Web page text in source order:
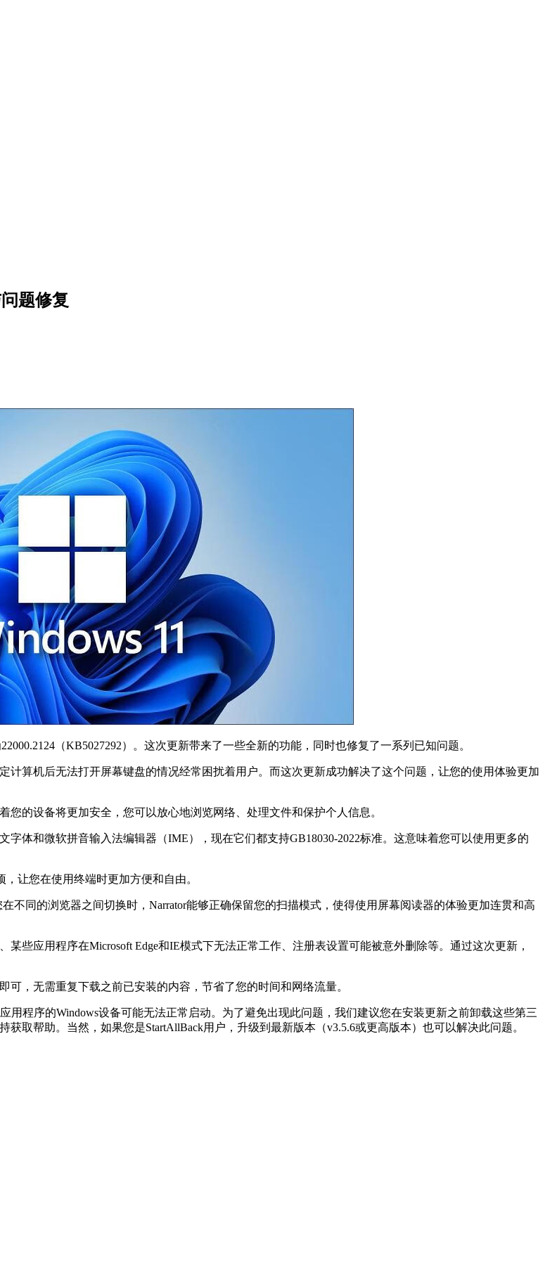
题修复
（KB5027292）。这次更新带来了一些全新的功能，同时也修复了一系列已知问题。
算机后无法打开屏幕键盘的情况经常困扰着用户。而这次更新成功解决了这个问题，让您的使用体验更加
您的设备将更加安全，您可以放心地浏览网络、处理文件和保护个人信息。
体和微软拼音输入法编辑器（IME），现在它们都支持GB18030-2022标准。这意味着您可以使用更多的
让您在使用终端时更加方便和自由。
不同的浏览器之间切换时，Narrator能够正确保留您的扫描模式，使得使用屏幕阅读器的体验更加连贯和高
些应用程序在Microsoft Edge和IE模式下无法正常工作、注册表设置可能被意外删除等。通过这次更新，
，无需重复下载之前已安装的内容，节省了您的时间和网络流量。
程序的Windows设备可能无法正常启动。为了避免出现此问题，我们建议您在安装更新之前卸载这些第三
取帮助。当然，如果您是StartAllBack用户，升级到最新版本（v3.5.6或更高版本）也可以解决此问题。